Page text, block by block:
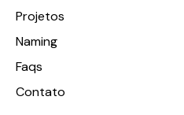
Projetos
Naming
Faqs
Contato